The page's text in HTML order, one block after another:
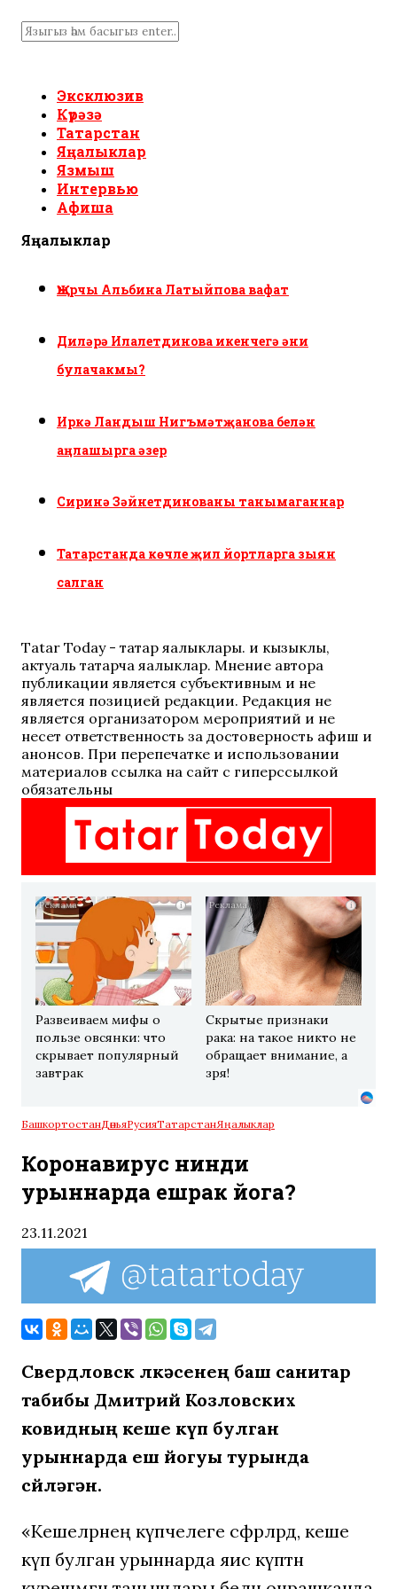
Эксклюзив
Күрәзә
Татарстан
Яңалыклар
Язмыш
Интервью
Афиша
Яңалыклар
Җырчы Альбина Латыйпова вафат
Диләрә Илалетдинова икенчегә әни
булачакмы?
Иркә Ландыш Нигъмәтҗанова белән
аңлашырга әзер
Сиринә Зәйнетдинованы танымаганнар
Татарстанда көчле җил йортларга зыян
салган
Tatar Today - татар яңалыклары. иң кызыклы,
актуаль татарча яңалыклар. Мнение автора
публикации является субъективным и не
является позицией редакции. Редакция не
является организатором мероприятий и не
несет ответственность за достоверность афиш и
анонсов. При перепечатке и использовании
материалов ссылка на сайт с гиперссылкой
обязательны
i
Развеиваем мифы о
пользе овсянки: что
скрывает популярный
завтрак
i
Скрытые признаки
рака: на такое никто не
обращает внимание, а
зря!
БашкортостанДөньяРусияТатарстанЯңалыклар
Коронавирус нинди
урыннарда ешрак йога?
23.11.2021
Свердловск өлкәсенең баш санитар
табибы Дмитрий Козловских
ковидның кеше күп булган
урыннарда еш йогуы турында
сөйләгән.
«Кешеләрнең күпчелеге сәфәрләрдә, кеше
күп булган урыннарда яисә күптән